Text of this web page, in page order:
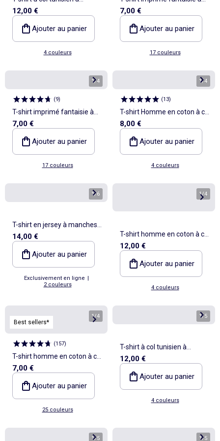
manches longues
12,00 €
Ajouter au panier
4 couleurs
manches courtes
7,00 €
Ajouter au panier
17 couleurs
1/4
(9)
T-shirt imprimé fantaisie à
manches courtes
7,00 €
Ajouter au panier
17 couleurs
1/4
(13)
T-shirt Homme en coton à col
rond
8,00 €
Ajouter au panier
4 couleurs
1/6
T-shirt en jersey à manches
longues
14,00 €
Ajouter au panier
Exclusivement en ligne |
2 couleurs
1/4
T-shirt homme en coton à col
rond avec motif placé
12,00 €
Ajouter au panier
4 couleurs
Best sellers*
1/4
(157)
T-shirt homme en coton à col
rond avec motif placé
7,00 €
Ajouter au panier
25 couleurs
1/5
T-shirt à col tunisien à
manches longues
12,00 €
Ajouter au panier
4 couleurs
1/5 1/5